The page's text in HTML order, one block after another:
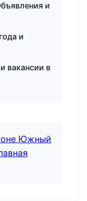
и
и
вакансии в
Южный